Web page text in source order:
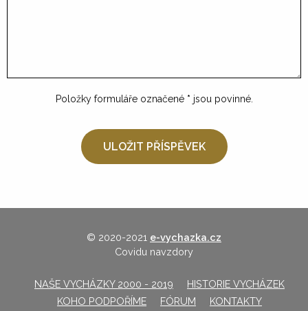
Položky formuláře označené * jsou povinné.
© 2020-2021 e-vychazka.cz
Covidu navzdory
NAŠE VYCHÁZKY 2000 - 2019
HISTORIE VYCHÁZEK
KOHO PODPOŘÍME
FÓRUM KONTAKTY